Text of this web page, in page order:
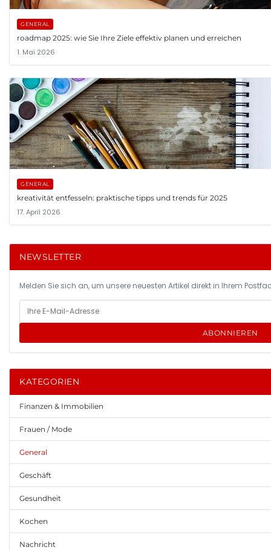
GENERAL
roadmap 2025: wie Sie Ihre Ziele effektiv planen und erreichen
1. Mai 2026
GENERAL
kreativität entfesseln: praktische tipps und trends für 2025
17. April 2026
NEWSLETTER
Melden Sie sich an, um unsere neuesten Artikel direkt in Ihrem
ABONNIEREN
KATEGORIEN
Finanzen & Immobilien
Frauen / Mode
General
Geschäft
Gesundheit
Kochen
Nachricht